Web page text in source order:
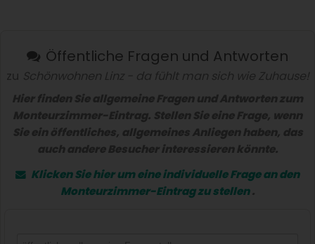
Öffentliche Fragen und Antworten
zu Schönwohnen Linz - da fühlt man sich wie Zuhause!
Hier finden Sie allgemeine Fragen und Antworten zum
Monteurzimmer-Eintrag. Stellen Sie eine Frage, wenn
Sie ein öffentliches, allgemeines Anliegen haben, das
auch andere Besucher interessieren könnte.
Klicken Sie hier um eineindividuelle Fragean den
Monteurzimmer-Eintrag zu stellen.